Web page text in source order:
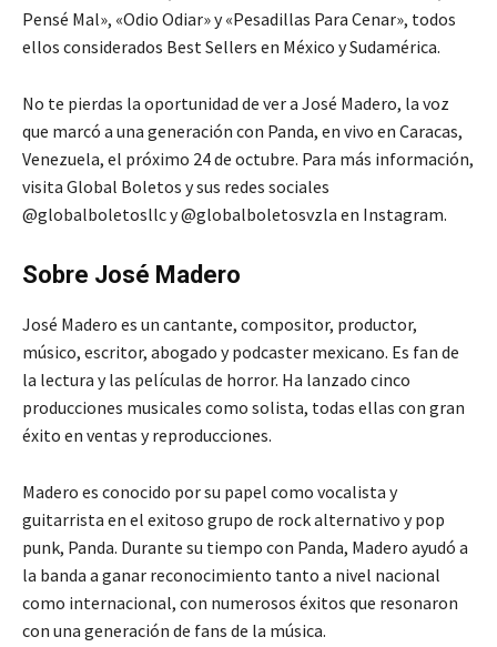
Pensé Mal», «Odio Odiar» y «Pesadillas Para Cenar», todos
ellos considerados Best Sellers en México y Sudamérica.
No te pierdas la oportunidad de ver a José Madero, la voz
que marcó a una generación con Panda, en vivo en Caracas,
Venezuela, el próximo 24 de octubre. Para más información,
visita Global Boletos y sus redes sociales
@globalboletosllc y @globalboletosvzla en Instagram.
Sobre José Madero
José Madero es un cantante, compositor, productor,
músico, escritor, abogado y podcaster mexicano. Es fan de
la lectura y las películas de horror. Ha lanzado cinco
producciones musicales como solista, todas ellas con gran
éxito en ventas y reproducciones.
Madero es conocido por su papel como vocalista y
guitarrista en el exitoso grupo de rock alternativo y pop
punk, Panda. Durante su tiempo con Panda, Madero ayudó a
la banda a ganar reconocimiento tanto a nivel nacional
como internacional, con numerosos éxitos que resonaron
con una generación de fans de la música.